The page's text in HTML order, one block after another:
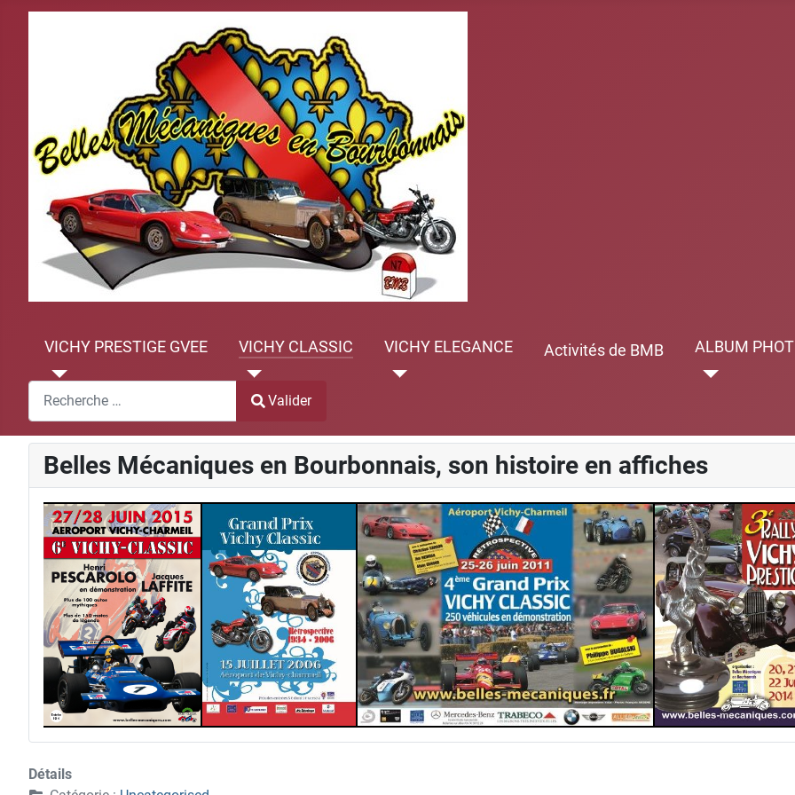
VICHY PRESTIGE GVEE VICHY CLASSIC VICHY ELEGANCE Activités de BMB ALBUM
Valider
Belles Mécaniques en Bourbonnais, son histoire en affiches
2 1 4 5
Détails